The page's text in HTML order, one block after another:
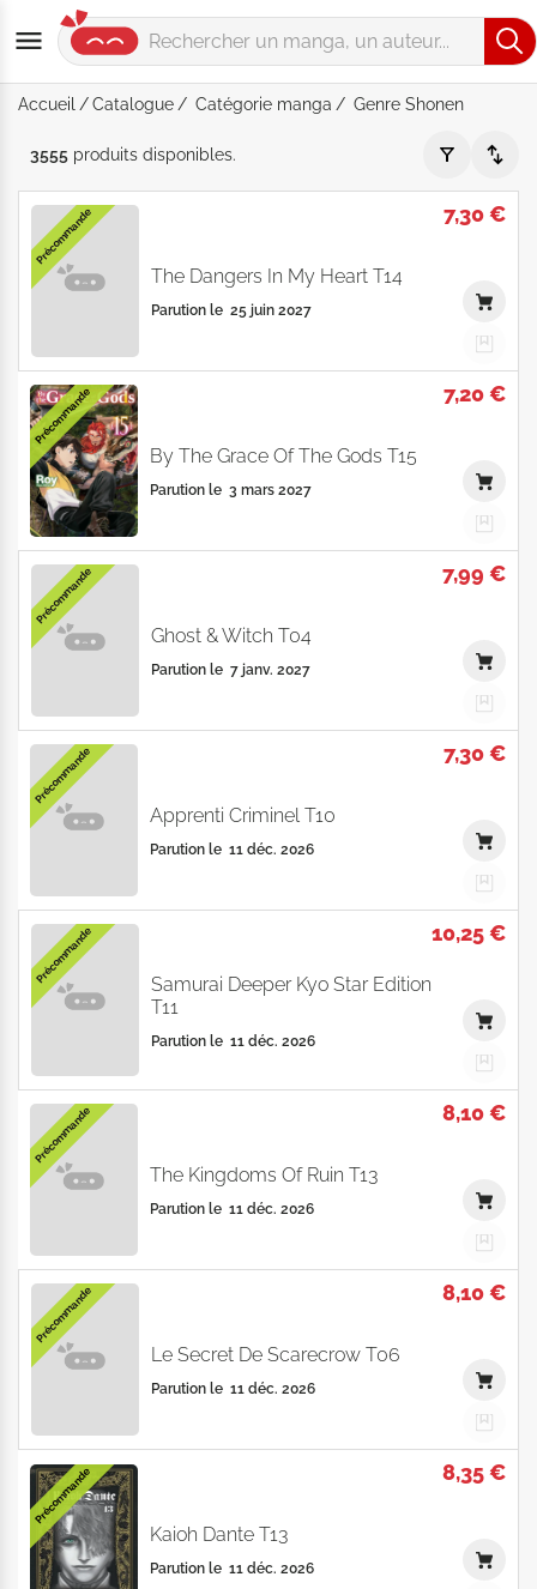
Accueil Catalogue Catégorie manga Genre Shonen
Catégorie "manga" - Genre "Shonen" - Par Date de
3555 produits disponibles.
7,30 €
The Dangers In My Heart T14
Parution le 25 juin 2027
Précommande
7,20 €
By The Grace Of The Gods T15
Parution le 3 mars 2027
Précommande
7,99 €
Ghost & Witch T04
Parution le 7 janv. 2027
Précommande
7,30 €
Apprenti Criminel T10
Parution le 11 déc. 2026
Précommande
10,25 €
Samurai Deeper Kyo Star Edition
T11
Parution le 11 déc. 2026
Précommande
8,10 €
The Kingdoms Of Ruin T13
Parution le 11 déc. 2026
Précommande
8,10 €
Le Secret De Scarecrow T06
Parution le 11 déc. 2026
Précommande
8,35 €
Kaioh Dante T13
Parution le 11 déc. 2026
Précommande